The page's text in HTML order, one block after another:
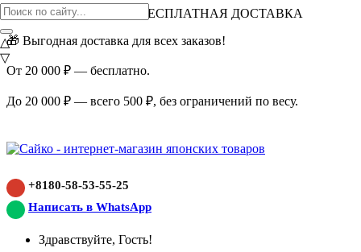
ВНИМАНИЕ АКЦИЯ!
БЕСПЛАТНАЯ ДОСТАВКА
🎁 Выгодная доставка для всех заказов!
От 20 000 ₽ — бесплатно.
До 20 000 ₽ — всего 500 ₽, без ограничений по весу.
+8180-58-53-55-25
Написать в WhatsApp
Здравствуйте, Гость!
△
▽